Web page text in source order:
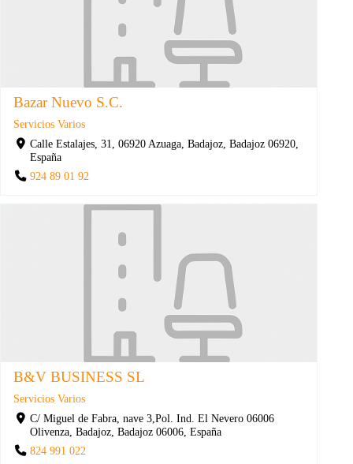
Bazar Nuevo S.C.
Servicios Varios
Calle Estalajes, 31, 06920 Azuaga, Badajoz, Badajoz 06920,
España
924 89 01 92
B&V BUSINESS SL
Servicios Varios
C/ Miguel de Fabra, nave 3,Pol. Ind. El Nevero 06006
Olivenza, Badajoz, Badajoz 06006, España
824 991 022